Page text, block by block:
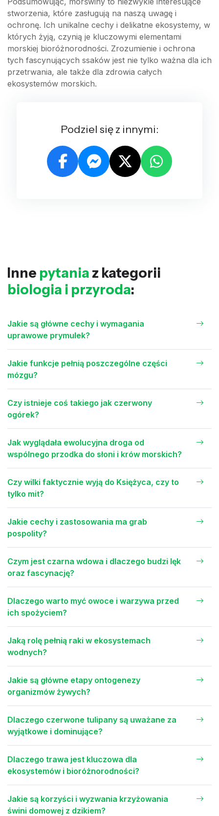
stworzenia, które zasługują na naszą uwagę i
ochronę. Ich unikalne cechy i delikatne ekosystemy, w
których żyją, czynią je kluczowymi elementami
morskiej bioróżnorodności. Zrozumienie i ochrona
tych fascynujących ssaków jest nie tylko ważna dla ich
przetrwania, ale także dla zdrowia całych
ekosystemów morskich.
Podziel się z innymi:
Inne pytania z kategorii
biologia i przyroda:
Jakie są główne cechy i wymagania
uprawowe prymulek?
Jakie funkcje pełnią poszczególne części
mózgu?
Czy istnieje coś takiego jak czerwony
ogórek?
Jak wyglądała ewolucyjna droga od
wspólnego przodka do słoni i krów morskich?
Czy wilki faktycznie wyją do Księżyca, czy to
tylko mit?
Jakie cechy i zastosowania ma grab
pospolity?
Czym jest czarna wdowa i dlaczego budzi lęk
oraz fascynację?
Dlaczego warto myć owoce i warzywa przed
ich spożyciem?
Jaką rolę pełnią raki w ekosystemach
wodnych?
Jakie są główne etapy ontogenezy
organizmów żywych?
Dlaczego czerwone tulipany są uważane za
wyjątkowe i dominujące?
Dlaczego trawa jest kluczowa dla
ekosystemów i bioróżnorodności?
Jakie są korzyści i wyzwania krzyżowania
świni domowej z dzikiem?